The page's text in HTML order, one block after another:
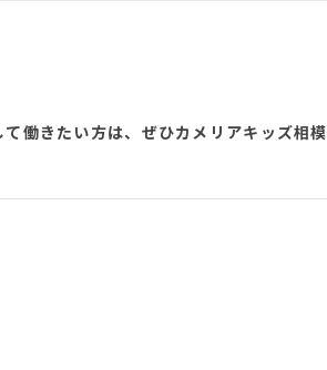
働きたい方は、ぜひカメリアキッズ相模